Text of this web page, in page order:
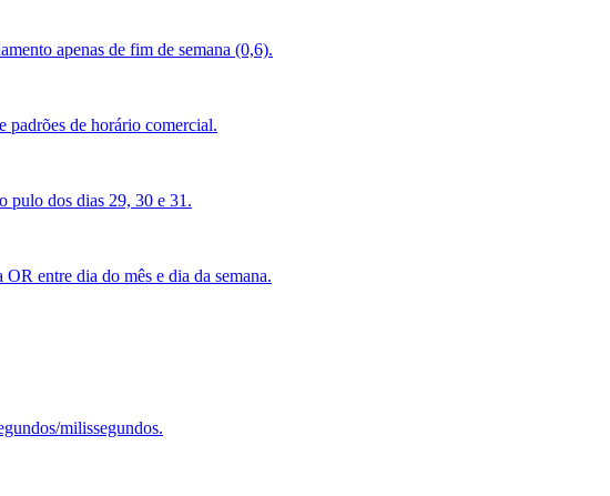
apenas de fim de semana (0,6).
padrões de horário comercial.
pulo dos dias 29, 30 e 31.
entre dia do mês e dia da semana.
milissegundos.